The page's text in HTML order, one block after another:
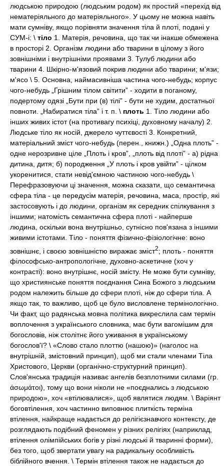
людською природою (людським родом) як простий «перехід від
нематеріяльного до матеріяльного». У цьому не можна навіть
мати сумніву, якщо порівняти значення тіла й плоті, подані у
СУМ-і: \ тіло 1. Матерія, речовина, що так чи інакше обмежена
в просторі 2. Організм людини або тварини в цілому з його
зовнішніми і внутрішніми проявами 3. Тулуб людини або
тварини 4. Шкірно-м'язовий покрив людини або тварини; м'язи;
м'ясо \ 5. Основна, наймасивніша частина чого-небудь; корпус
чого-небудь „Грішним тілом світити” - ходити в поганому,
подертому одязі „Бути при (в) тілі” - бути не худим, достатньої
повноти. „Набиратися тіла” і т. п. \ плоть 1. Тіло людини або
інших живих істот (на противагу психіці, духовному началу) 2.
Людське тіло як носій, джерело чуттєвості 3. Конкретний,
матеріальний зміст чого-небудь (перен., книжн.) „Одна плоть” -
одне нерозривне ціле „Плоть і кров”, „плоть від плоті” - а) рідна
дитина, дитя; б) породження „У плоть і кров увійти” - цілком
укоренитися, стати невід'ємною частиною чого-небудь \
Перефразовуючи ці значення, можна сказати, що семантична
сфера тіла - це передусім матерія, речовина, маса, простір, які
застосовують і до людини, організм як середник спілкування з
іншими; натомість семантична сфера плоті - найперше
людина, оскільки вона внутрішньо, сутнісно пов'язана з іншими
живими істотами. Тіло - поняття фізично-фізіологічне: воно
зовнішнє, і своєю зовнішністю виражає зміст2; плоть - поняття
філософсько-антропологічне, духовно-аскетичне (хоч у
контрасті): воно внутрішнє, носій змісту. Не може бути сумніву,
що християнське поняття поєднання Сина Божого з людським
родом належить більше до сфери плоті, ніж до сфери тіла. А
якщо так, то важливо, щоб це було висловлене термінологічно.
Чи факт, що радянська мовна політика викреслила сам термін
воплочення з українського словника, має бути вагомішим для
богословів, ніж столітнє його уживання в українському
богослов'ї? \ «Слово стало плоттю (нашою)» (наголос на
внутрішній, змістовний принцип), щоб ми стали членами Тіла
Христового, Церкви (органічно-структурний принцип).
Слов'янська традиція називає ангелів безплотними силами (гр.
άσωμάτοι), тому що вони ніколи не «поєднались з людською
природою», хоч «втілювалися», щоб являтися людям. \ Варіянт
боговтілення, хоч частинно виповнює плиткість терміна
втілення, найкраще надається до релігієзнавчого контексту, де
розглядають подібний феномен у різних релігіях (наприклад,
втілення олімпійських богів у різні людські й тваринні форми),
без того, щоб звертати увагу на радикальну особливість
біблійного вчення. \ Термін втілення також не надається до